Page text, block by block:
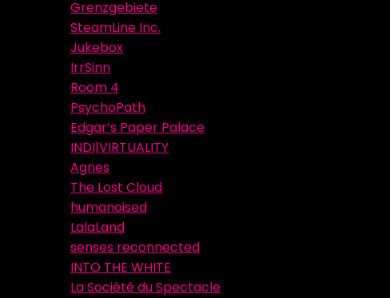
Grenzgebiete
SteamLine Inc.
Jukebox
IrrSinn
Room 4
PsychoPath
Edgar’s Paper Palace
INDI|VIRTUALITY
Agnes
The Lost Cloud
humanoised
LalaLand
senses reconnected
INTO THE WHITE
La Société du Spectacle